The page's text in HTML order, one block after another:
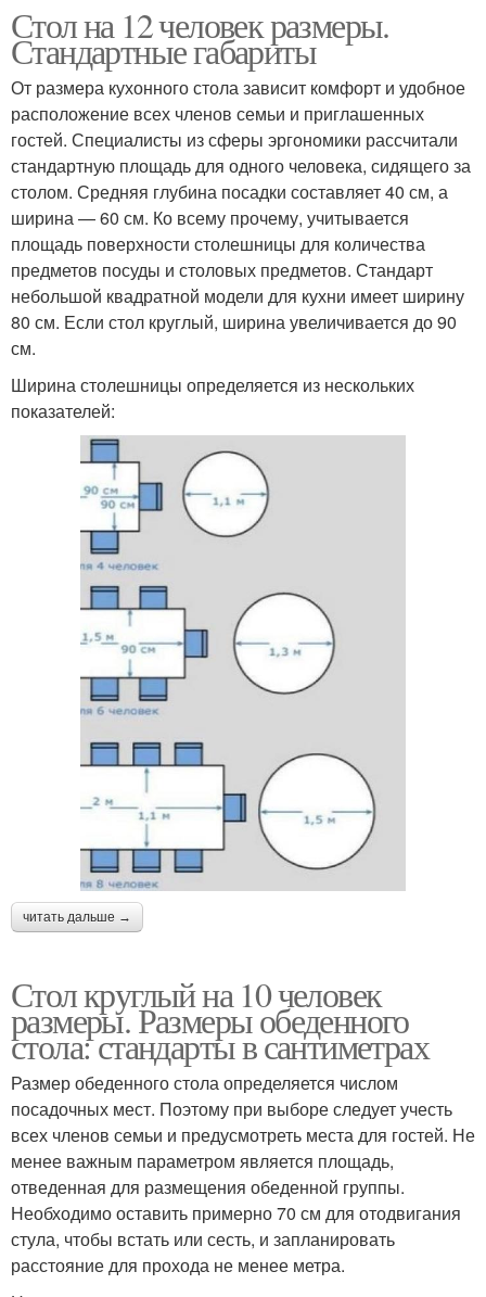
Стол на 12 человек размеры.
Стандартные габариты
От размера кухонного стола зависит комфорт и удобное
расположение всех членов семьи и приглашенных
гостей. Специалисты из сферы эргономики рассчитали
стандартную площадь для одного человека, сидящего за
столом. Средняя глубина посадки составляет 40 см, а
ширина — 60 см. Ко всему прочему, учитывается
площадь поверхности столешницы для количества
предметов посуды и столовых предметов. Стандарт
небольшой квадратной модели для кухни имеет ширину
80 см. Если стол круглый, ширина увеличивается до 90
см.
Ширина столешницы определяется из нескольких
показателей:
читать дальше →
Стол круглый на 10 человек
размеры. Размеры обеденного
стола: стандарты в сантиметрах
Размер обеденного стола определяется числом
посадочных мест. Поэтому при выборе следует учесть
всех членов семьи и предусмотреть места для гостей. Не
менее важным параметром является площадь,
отведенная для размещения обеденной группы.
Необходимо оставить примерно 70 см для отодвигания
стула, чтобы встать или сесть, и запланировать
расстояние для прохода не менее метра.